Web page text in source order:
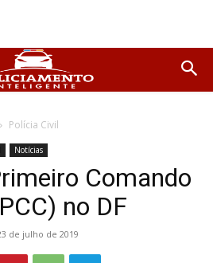
Polícia Civil
Notícias
Comando
no DF
de julho de 2019